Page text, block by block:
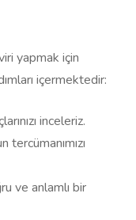
yapmak için
içermektedir:
inceleriz.
tercümanımızı
ve anlamlı bir